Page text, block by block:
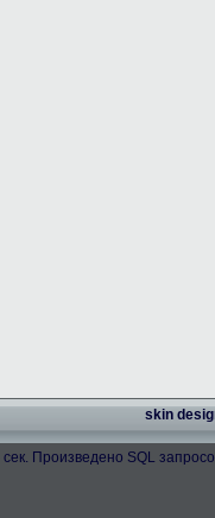
skin
сек. Произведено SQL